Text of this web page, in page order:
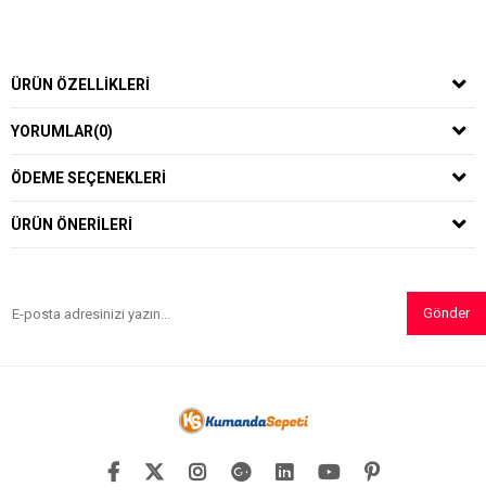
ÜRÜN ÖZELLIKLERI
YORUMLAR(0)
ÖDEME SEÇENEKLERI
ÜRÜN ÖNERILERI
Gönder